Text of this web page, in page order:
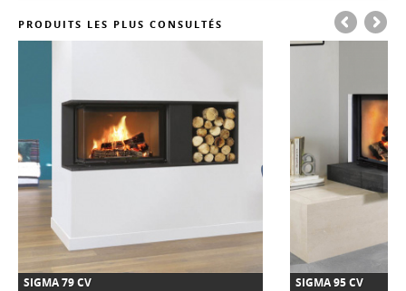
PRODUITS LES PLUS CONSULTÉS
SIGMA 79 CV SIGMA 95 CV